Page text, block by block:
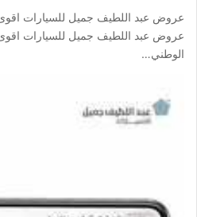
عروض عبد اللطيف جميل للسيارات اقوى
عروض عبد اللطيف جميل للسيارات اقوى
الوطني…